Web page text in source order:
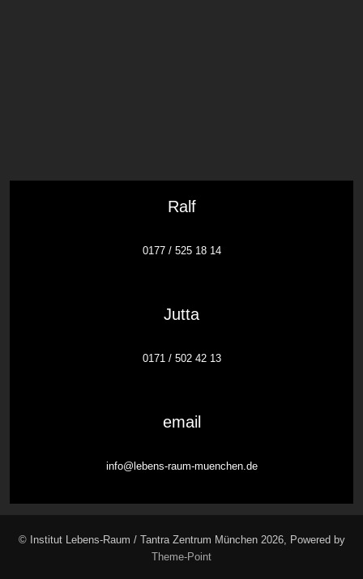
Ralf
0177 / 525 18 14
Jutta
0171 / 502 42 13
email
info@lebens-raum-muenchen.de
© Institut Lebens-Raum / Tantra Zentrum München 2026, Powered by
Theme-Point